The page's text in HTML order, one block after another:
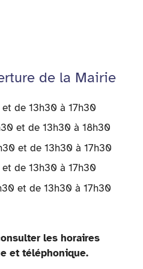
de la Mairie
de 13h30 à 17h30
et de 13h30 à 18h30
et de 13h30 à 17h30
de 13h30 à 17h30
et de 13h30 à 17h30
les horaires
et téléphonique.